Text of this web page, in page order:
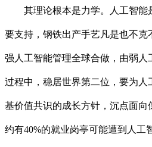
其理论根本是力学。人工智能
要支持，钢铁出产手艺凡是也不克
强人工智能管理全球合做，由弱人
过程中，稳居世界第二位，要为人
基价值共识的成长方针，沉点面
约有40%的就业岗亭可能遭到人工